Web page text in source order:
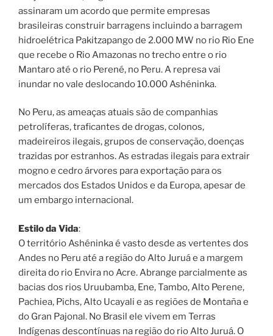
assinaram um acordo que permite empresas
brasileiras construir barragens incluindo a barragem
hidroelétrica Pakitzapango de 2.000 MW no rio Rio Ene
que recebe o Rio Amazonas no trecho entre o rio
Mantaro até o rio Perené, no Peru. A represa vai
inundar no vale deslocando 10.000 Ashéninka.
No Peru, as ameaças atuais são de companhias
petrolíferas, traficantes de drogas, colonos,
madeireiros ilegais, grupos de conservação, doenças
trazidas por estranhos. As estradas ilegais para extrair
mogno e cedro árvores para exportação para os
mercados dos Estados Unidos e da Europa, apesar de
um embargo internacional.
Estilo da Vida:
O território Ashéninka é vasto desde as vertentes dos
Andes no Peru até a região do Alto Juruá e a margem
direita do rio Envira no Acre. Abrange parcialmente as
bacias dos rios Uruubamba, Ene, Tambo, Alto Perene,
Pachiea, Pichs, Alto Ucayali e as regiões de Montaña e
do Gran Pajonal. No Brasil ele vivem em Terras
Indígenas descontínuas na região do rio Alto Juruá. O